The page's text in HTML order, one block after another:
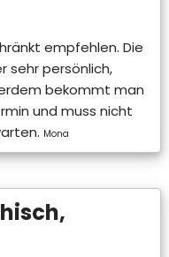
empfehlen. Die
sehr persönlich,
bekommt man
und muss nicht
Mona